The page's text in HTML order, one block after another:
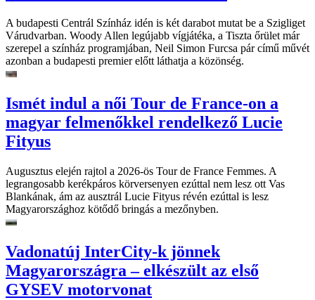
A budapesti Centrál Színház idén is két darabot mutat be a Szigliget
Várudvarban. Woody Allen legújabb vígjátéka, a Tiszta őrület már
szerepel a színház programjában, Neil Simon Furcsa pár című művét
azonban a budapesti premier előtt láthatja a közönség.
Ismét indul a női Tour de France-on a
magyar felmenőkkel rendelkező Lucie
Fityus
Augusztus elején rajtol a 2026-ös Tour de France Femmes. A
legrangosabb kerékpáros körversenyen ezúttal nem lesz ott Vas
Blankának, ám az ausztrál Lucie Fityus révén ezúttal is lesz
Magyarországhoz kötődő bringás a mezőnyben.
Vadonatúj InterCity-k jönnek
Magyarországra – elkészült az első
GYSEV motorvonat